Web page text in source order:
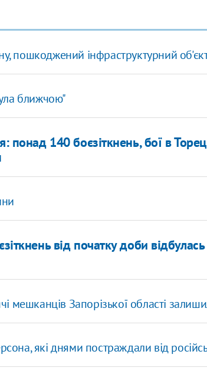
пошкоджений інфраструктурний
ближчою"
понад 140 боєзіткнень, бої в
від початку доби
мешканців Запорізької області
які днями постраждали від